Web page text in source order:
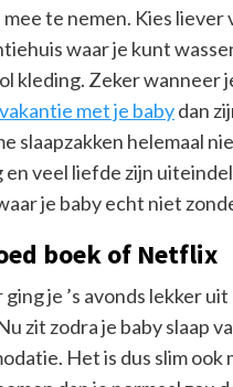
mee te nemen. Kies liever
waar je kunt
kleding. Zeker wanneer
met je babydan
slaapzakken helemaal
en veel liefde zijn
je baby echt niet
boek of Netflix
je ’s avonds lekker
zit zodra je baby slaap
Het is dus slim ook